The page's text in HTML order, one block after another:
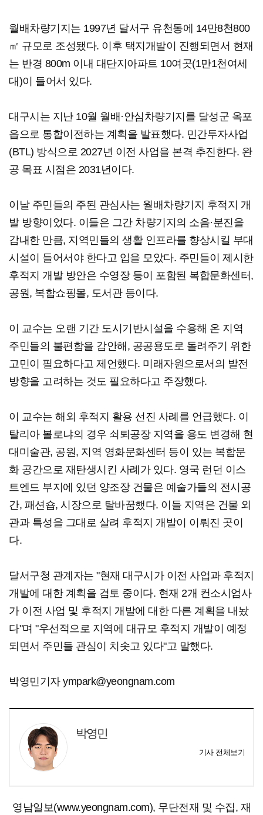
월배차량기지는 1997년 달서구 유천동에 14만8천800
㎡ 규모로 조성됐다. 이후 택지개발이 진행되면서 현재
는 반경 800m 이내 대단지아파트 10여곳(1만1천여세
대)이 들어서 있다.
대구시는 지난 10월 월배·안심차량기지를 달성군 옥포
읍으로 통합이전하는 계획을 발표했다. 민간투자사업
(BTL) 방식으로 2027년 이전 사업을 본격 추진한다. 완
공 목표 시점은 2031년이다.
이날 주민들의 주된 관심사는 월배차량기지 후적지 개
발 방향이었다. 이들은 그간 차량기지의 소음·분진을
감내한 만큼, 지역민들의 생활 인프라를 향상시킬 부대
시설이 들어서야 한다고 입을 모았다. 주민들이 제시한
후적지 개발 방안은 수영장 등이 포함된 복합문화센터,
공원, 복합쇼핑몰, 도서관 등이다.
이 교수는 오랜 기간 도시기반시설을 수용해 온 지역
주민들의 불편함을 감안해, 공공용도로 돌려주기 위한
고민이 필요하다고 제언했다. 미래자원으로서의 발전
방향을 고려하는 것도 필요하다고 주장했다.
이 교수는 해외 후적지 활용 선진 사례를 언급했다. 이
탈리아 볼로냐의 경우 쇠퇴공장 지역을 용도 변경해 현
대미술관, 공원, 지역 영화문화센터 등이 있는 복합문
화 공간으로 재탄생시킨 사례가 있다. 영국 런던 이스
트엔드 부지에 있던 양조장 건물은 예술가들의 전시공
간, 패션숍, 시장으로 탈바꿈했다. 이들 지역은 건물 외
관과 특성을 그대로 살려 후적지 개발이 이뤄진 곳이
다.
달서구청 관계자는 "현재 대구시가 이전 사업과 후적지
개발에 대한 계획을 검토 중이다. 현재 2개 컨소시엄사
가 이전 사업 및 후적지 개발에 대한 다른 계획을 내놨
다"며 "우선적으로 지역에 대규모 후적지 개발이 예정
되면서 주민들 관심이 치솟고 있다"고 말했다.
박영민기자 ympark@yeongnam.com
박영민
기사 전체보기
영남일보(www.yeongnam.com), 무단전재 및 수집, 재